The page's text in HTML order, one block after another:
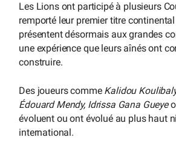
Les Lions ont participé à plusieurs
remporté leur premier titre
présentent désormais aux grandes
une expérience que leurs aînés ont
construire.
Des joueurs comme Kalidou
Édouard Mendy, Idrissa Gana Gueye
évoluent ou ont évolué au plus haut
international.